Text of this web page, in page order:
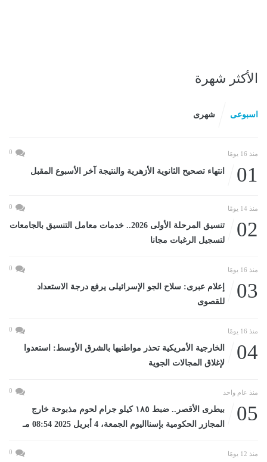
الأكثر شهرة
اسبوعى شهرى
منذ 16 يومًا 0
01 انتهاء تصحيح الثانوية الأزهرية والنتيجة آخر الأسبوع المقبل
منذ 14 يومًا 0
02
تنسيق المرحلة الأولى 2026.. خدمات معامل التنسيق بالجامعات
لتسجيل الرغبات مجانا
منذ 16 يومًا 0
03
إعلام عبرى: سلاح الجو الإسرائيلى يرفع درجة الاستعداد
للقصوى
منذ 16 يومًا 0
04
الخارجية الأمريكية تحذر مواطنيها بالشرق الأوسط: استعدوا
لإغلاق المجالات الجوية
منذ عام واحد 0
05
بيطرى الأقصر.. ضبط ١٨٥ كيلو جرام لحوم مذبوحة خارج
المجازر الحكومية بإسنااليوم الجمعة، 4 أبريل 2025 08:54 مـ
منذ 12 يومًا 0